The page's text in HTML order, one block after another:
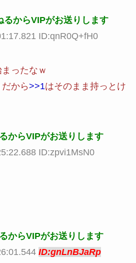
るからVIPがお送りします
ID:qnR0Q+fH0
ったなｗ
から>>1はそのまま持っとけ
からVIPがお送りします
ID:zpvi1MsN0
からVIPがお送りします
ID:gnLnBJaRp